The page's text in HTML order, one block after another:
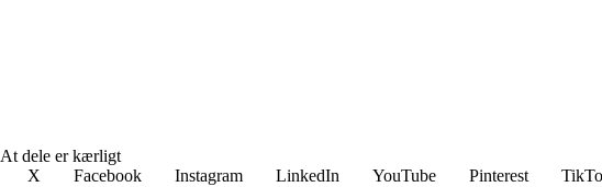
At dele er kærligt
X
Facebook Instagram LinkedIn YouTube Pinterest